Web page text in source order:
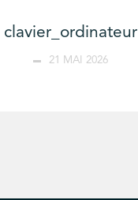
clavier_ordinateur
21 MAI 2026